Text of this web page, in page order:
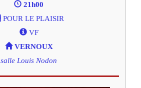
21h00
POUR LE PLAISIR
VF
VERNOUX
salle Louis Nodon